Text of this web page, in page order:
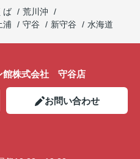
ば
荒川沖
浦 守谷 新守谷 水海道
館株式会社 守谷店
お問い合わせ